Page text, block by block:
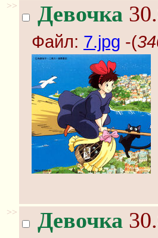
>> Девочка
Файл: 7.jpg -(
>> Девочка